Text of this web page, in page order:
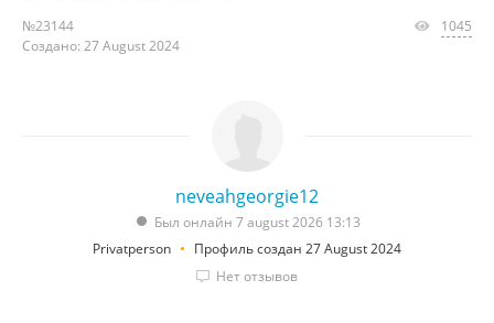
№23144
Создано: 27 August 2024
1045
neveahgeorgie12
Был онлайн 7 august 2026 13:13
Privatperson
Профиль создан 27 August 2024
Нет отзывов